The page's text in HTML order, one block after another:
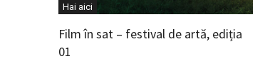
Hai aici
Film în sat – festival de artă, ediția
01